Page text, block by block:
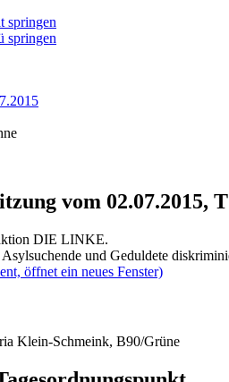
springen
springen
vom 02.07.2015,
DIE LINKE.
und Geduldete
öffnet ein neues Fenster)
Klein-Schmeink, B90/Grüne